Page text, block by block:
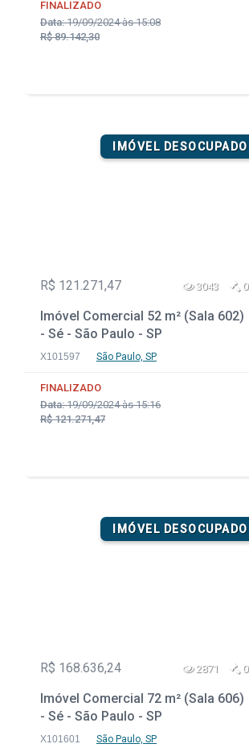
FINALIZADO
Data:19/09/2024 às 15:08
R$ 89.142,30
IMÓVEL DESOCUPADO
R$ 121.271,47 3043 0
Imóvel Comercial 52 m² (Sala 602)
- Sé - São Paulo - SP
X101597 São Paulo, SP
FINALIZADO
Data:19/09/2024 às 15:16
R$ 121.271,47
IMÓVEL DESOCUPADO
R$ 168.636,24 2871 0
Imóvel Comercial 72 m² (Sala 606)
- Sé - São Paulo - SP
X101601 São Paulo, SP